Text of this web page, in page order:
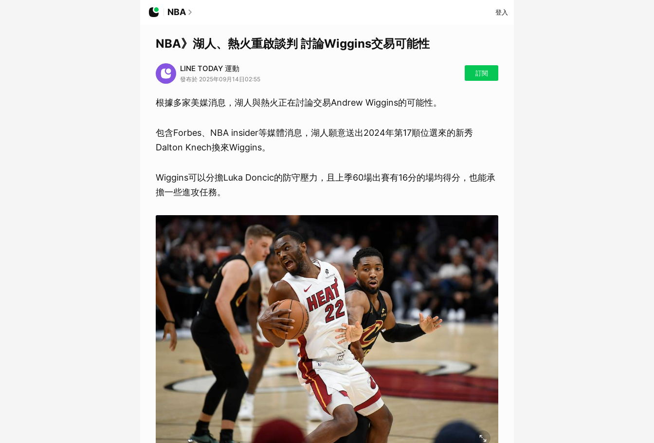
NBA 登入
NBA》湖人、熱火重啟談判 討論Wiggins交易可能性
LINE TODAY 運動
發布於 2025年09月14日02:55
訂閱
根據多家美媒消息，湖人與熱火正在討論交易Andrew Wiggins的可能性。
包含Forbes、NBA insider等媒體消息，湖人願意送出2024年第17順位選來的新秀
Dalton Knech換來Wiggins。
Wiggins可以分擔Luka Doncic的防守壓力，且上季60場出賽有16分的場均得分，也能承
擔一些進攻任務。